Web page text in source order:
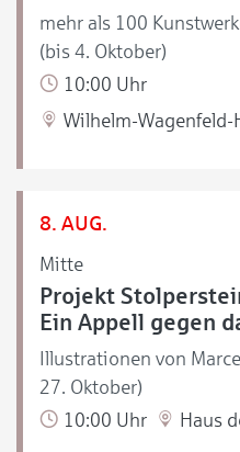
mehr als 100
(bis 4. Oktober)
10:00 Uhr
Wilhelm-
8. AUG.
Mitte
Projekt
Ein Appell gegen
Illustrationen von
27. Oktober)
10:00 Uhr
Haus